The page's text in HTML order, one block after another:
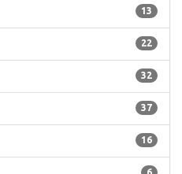
13
22
32
37
16